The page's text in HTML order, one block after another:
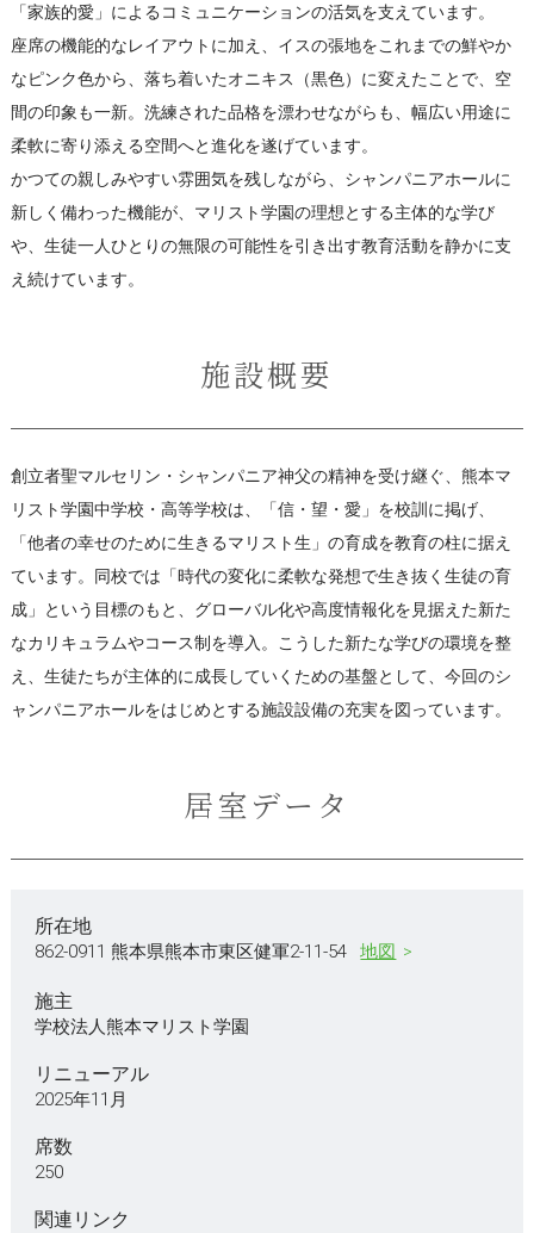
「家族的愛」によるコミュニケーションの活気を支えています。
座席の機能的なレイアウトに加え、イスの張地をこれまでの鮮やか
なピンク色から、落ち着いたオニキス（黒色）に変えたことで、空
間の印象も一新。洗練された品格を漂わせながらも、幅広い用途に
柔軟に寄り添える空間へと進化を遂げています。
かつての親しみやすい雰囲気を残しながら、シャンパニアホールに
新しく備わった機能が、マリスト学園の理想とする主体的な学び
や、生徒一人ひとりの無限の可能性を引き出す教育活動を静かに支
え続けています。
施設概要
創立者聖マルセリン・シャンパニア神父の精神を受け継ぐ、熊本マ
リスト学園中学校・高等学校は、「信・望・愛」を校訓に掲げ、
「他者の幸せのために生きるマリスト生」の育成を教育の柱に据え
ています。同校では「時代の変化に柔軟な発想で生き抜く生徒の育
成」という目標のもと、グローバル化や高度情報化を見据えた新た
なカリキュラムやコース制を導入。こうした新たな学びの環境を整
え、生徒たちが主体的に成長していくための基盤として、今回のシ
ャンパニアホールをはじめとする施設設備の充実を図っています。
居室データ
所在地
862-0911 熊本県熊本市東区健軍2-11-54 地図
施主
学校法人熊本マリスト学園
リニューアル
2025年11月
席数
250
関連リンク